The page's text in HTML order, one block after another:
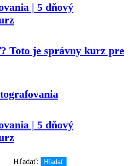
| 5 dňový
Toto je správny kurz pre
| 5 dňový
Hľadať: Hľadať